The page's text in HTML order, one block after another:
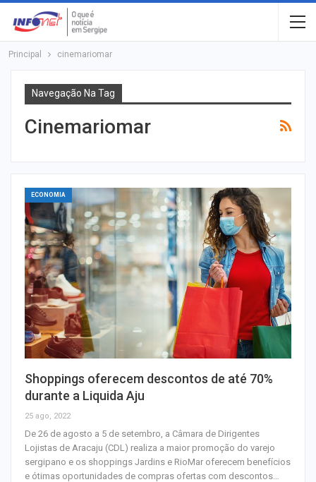
Principal cinemariomar
Navegação Na Tag
Cinemariomar
ECONOMIA
Shoppings oferecem descontos de até 70%
durante a Liquida Aju
25 ago, 2022
De 26 de agosto a 5 de setembro, a Câmara de Dirigentes
Lojistas de Aracaju (CDL) realiza a maior promoção do varejo
sergipano e os shoppings Jardins e RioMar oferecem benefícios
e ótimas oportunidades de compras ofertas com descontos…